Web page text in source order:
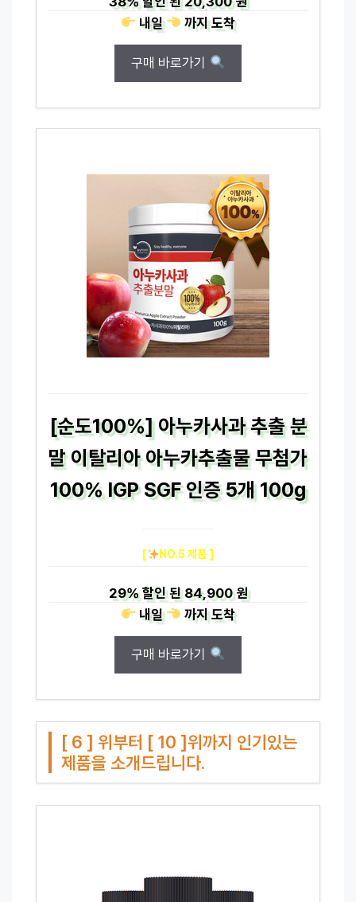
내일
까지도착
구매 바로가기
[순도100%] 아누카사과 추출 분
말 이탈리아 아누카추출물 무첨가
100% IGP SGF 인증 5개 100g
[ NO.5 제품 ]
29%할인 된84,900 원
내일
까지도착
구매 바로가기
[ 6 ] 위부터 [ 10 ]위까지 인기있는
제품을 소개드립니다.